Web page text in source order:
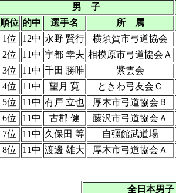
男 子
順位 的中 選手名 所 属
1位
12中 永野 賢行 横須賀市弓道協会
2位
11中 宇都 幸夫 相模原市弓道協会Ａ
3位
11中 千田 勝唯 紫雲会
4位
11中 望月 寛 ときわ弓友会Ｃ
5位
11中 有戸 立也 厚木市弓道協会Ｂ
6位
11中 古郡 健 藤沢市弓道協会Ａ
7位
11中 久保田 等 自彊館武道場
8位
11中 渡邊 雄大 厚木市弓道協会Ａ
全日本男